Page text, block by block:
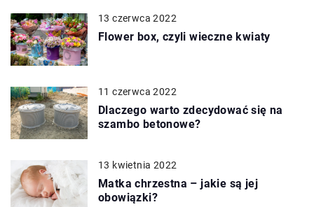
13 czerwca 2022
Flower box, czyli wieczne kwiaty
11 czerwca 2022
Dlaczego warto zdecydować się na
szambo betonowe?
13 kwietnia 2022
Matka chrzestna – jakie są jej
obowiązki?